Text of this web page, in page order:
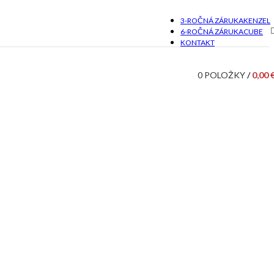
3-ROČNÁ ZÁRUKAKENZEL
6-ROČNÁ ZÁRUKACUBE
KONTAKT
0 POLOŽKY/ 0,00